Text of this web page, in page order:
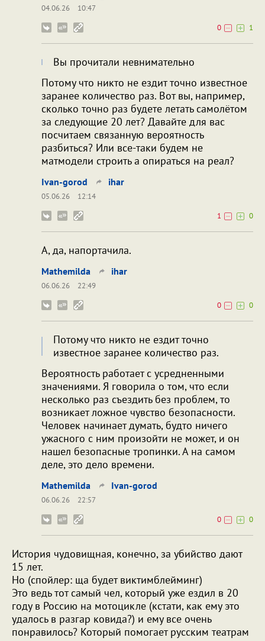
04.06.26
10:47
0
1
Вы прочитали невнимательно
Потому что никто не ездит точно известное
заранее количество раз. Вот вы, например,
сколько точно раз будете летать самолётом
за следующие 20 лет? Давайте для вас
посчитаем связанную вероятность
разбиться? Или все-таки будем не
матмодели строить а опираться на реал?
Ivan-gorod ihar
05.06.26
12:14
1
0
А, да, напортачила.
Mathemilda ihar
06.06.26
22:49
0
0
Потому что никто не ездит точно
известное заранее количество раз.
Вероятность работает с усредненными
значениями. Я говорила о том, что если
несколько раз съездить без проблем, то
возникает ложное чувство безопасности.
Человек начинает думать, будто ничего
ужасного с ним произойти не может, и он
нашел безопасные тропинки. А на самом
деле, это дело времени.
Mathemilda Ivan-gorod
06.06.26
22:57
0
0
История чудовищная, конечно, за убийство дают
15 лет.
Но (спойлер: ща будет виктимблейминг)
Это ведь тот самый чел, который уже ездил в 20
году в Россию на мотоцикле (кстати, как ему это
удалось в разгар ковида?) и ему все очень
понравилось? Который помогает русским театрам